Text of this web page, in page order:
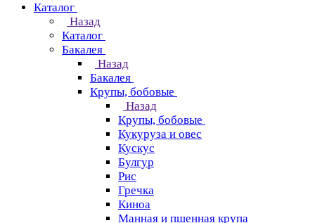
Каталог
Назад
Каталог
Бакалея
Назад
Бакалея
Крупы, бобовые
Назад
Крупы, бобовые
Кукуруза и овес
Кускус
Булгур
Рис
Гречка
Киноа
Манная и пшенная крупа